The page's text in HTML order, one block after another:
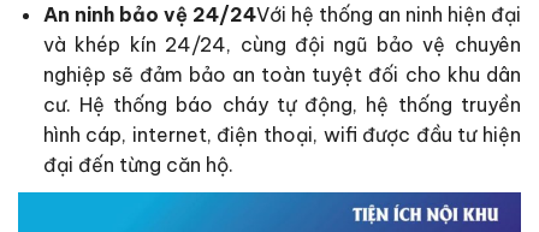
An ninh bảo vệ 24/24Với hệ thống an ninh hiện đại
và khép kín 24/24, cùng đội ngũ bảo vệ chuyên
nghiệp sẽ đảm bảo an toàn tuyệt đối cho khu dân
cư. Hệ thống báo cháy tự động, hệ thống truyền
hình cáp, internet, điện thoại, wifi được đầu tư hiện
đại đến từng căn hộ.